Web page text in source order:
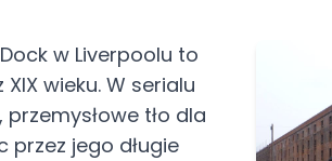
w Liverpoolu to
wieku. W serialu
przemysłowe tło dla
przez jego długie